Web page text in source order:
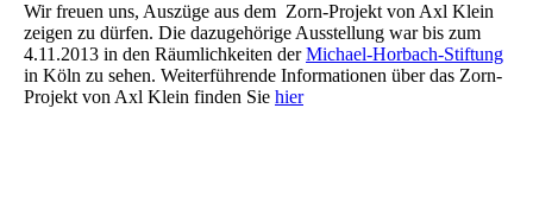
Wir freuen uns, Auszüge aus dem Zorn-Projekt von Axl Klein
zeigen zu dürfen. Die dazugehörige Ausstellung war bis zum
4.11.2013 in den Räumlichkeiten derMichael-Horbach-Stiftung
in Köln zu sehen. Weiterführende Informationen über das Zorn-
Projekt von Axl Klein finden Sie hier